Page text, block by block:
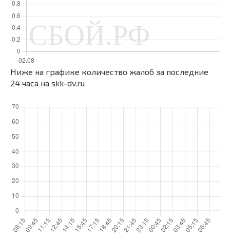
Ниже на графике количество жалоб за последние
24 часа на skk-dv.ru